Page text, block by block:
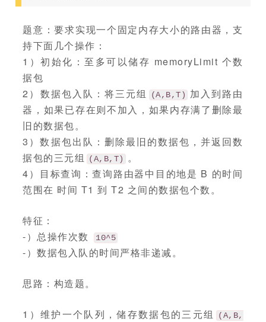
题意：要求实现一个固定内存大小的路由器，支
持下面几个操作：
1）初始化：至多可以储存 memoryLimit 个数
据包
2）数据包入队：将三元组
(A,B,T)
加入到路由
器，如果已存在则不加入，如果内存满了删除最
旧的数据包。
3）数据包出队：删除最旧的数据包，并返回数
据包的三元组
(A,B,T)
。
4）目标查询：查询路由器中目的地是 B 的时间
范围在 时间 T1 到 T2 之间的数据包个数。
特征：
-）总操作次数
10^5
-）数据包入队的时间严格非递减。
思路：构造题。
1）维护一个队列，储存数据包的三元组
(A,B,